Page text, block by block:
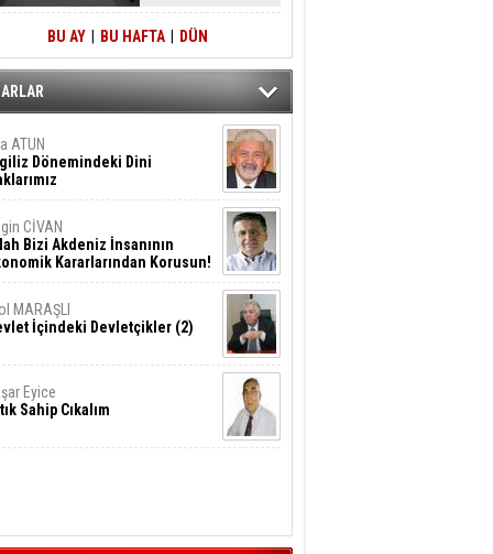
BU AY BU HAFTA DÜN
ATUN
Dönemindeki Dini
CİVAN
Bizi Akdeniz İnsanının
Kararlarından Korusun!
MARAŞLI
İçindeki Devletçikler (2)
Eyice
Sahip Cıkalım